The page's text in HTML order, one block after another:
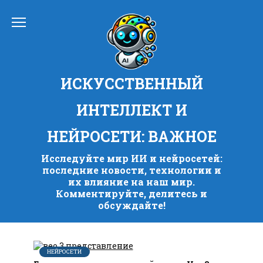
содержанию
ИСКУССТВЕННЫЙ
ИНТЕЛЛЕКТ И
НЕЙРОСЕТИ: ВАЖНОЕ
Исследуйте мир ИИ и нейросетей:
последние новости, технологии и
их влияние на наш мир.
Комментируйте, делитесь и
обсуждайте!
НЕЙРОСЕТИ